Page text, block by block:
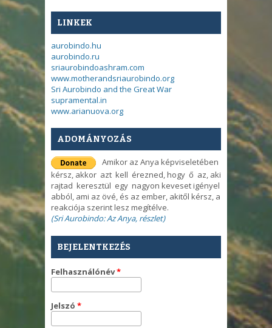
LINKEK
aurobindo.hu
aurobindo.ru
sriaurobindoashram.com
www.motherandsriaurobindo.org
Sri Aurobindo and the Great War
supramental.in
www.arianuova.org
ADOMÁNYOZÁS
Amikor az Anya képviseletében
kérsz, akkor azt kell érezned, hogy ő az, aki
rajtad keresztül egy nagyon keveset igényel
abból, ami az övé, és az ember, akitől kérsz, a
reakciója szerint lesz megítélve.
(Sri Aurobindo: Az Anya, részlet)
BEJELENTKEZÉS
Felhasználónév*
Jelszó *